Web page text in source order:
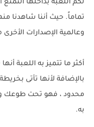
لكم اللعبة بداخلها
تماماً. حيث أننا شاهدنا
وعالمية الإصدارات
أكثر ما تتميز به اللعبة
بالإضافة لأنها تأتى
محدود ، فهو تحت طوعك
به.